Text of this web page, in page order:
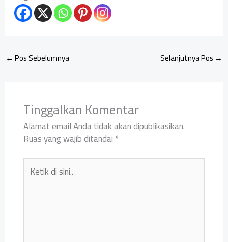
← Pos Sebelumnya Selanjutnya Pos →
Tinggalkan Komentar
Alamat email Anda tidak akan dipublikasikan.
Ruas yang wajib ditandai*
Ketik